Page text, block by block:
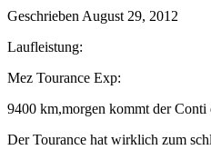
Geschrieben August 29, 2012
Laufleistung:
Mez Tourance Exp:
9400 km,morgen kommt der Conti
Der Tourance hat wirklich zum